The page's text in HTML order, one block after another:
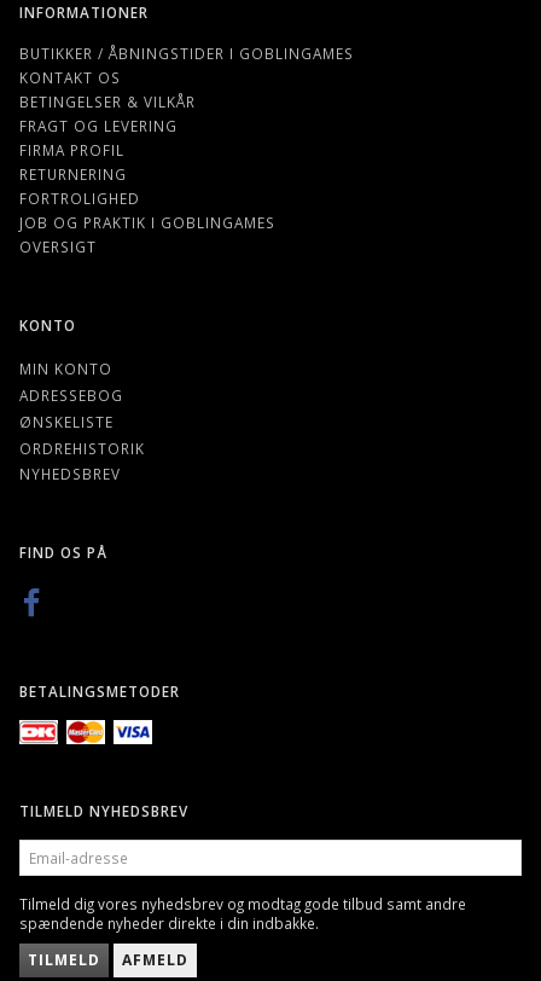
INFORMATIONER
BUTIKKER / ÅBNINGSTIDER I GOBLINGAMES
KONTAKT OS
BETINGELSER & VILKÅR
FRAGT OG LEVERING
FIRMA PROFIL
RETURNERING
FORTROLIGHED
JOB OG PRAKTIK I GOBLINGAMES
OVERSIGT
KONTO
MIN KONTO
ADRESSEBOG
ØNSKELISTE
ORDREHISTORIK
NYHEDSBREV
FIND OS PÅ
BETALINGSMETODER
TILMELD NYHEDSBREV
EMAIL-
ADRESSE
Tilmeld dig vores nyhedsbrev og modtag gode tilbud samt andre
spændende nyheder direkte i din indbakke.
TILMELD AFMELD